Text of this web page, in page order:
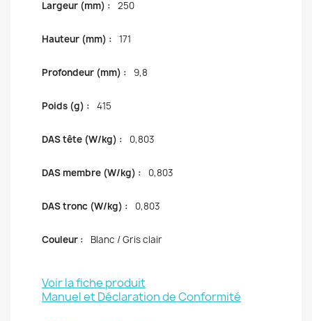
Largeur (mm) : 250
Hauteur (mm) : 171
Profondeur (mm) : 9,8
Poids (g) : 415
DAS tête (W/kg) : 0,803
DAS membre (W/kg) : 0,803
DAS tronc (W/kg) : 0,803
Couleur : Blanc / Gris clair
Voir la fiche produit
Manuel et Déclaration de Conformité